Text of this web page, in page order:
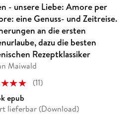
- unsere Liebe: Amore per
eine Genuss- und Zeitreise.
an die ersten
dazu die besten
Rezeptklassiker
Maiwald
(11)
epub
lieferbar (Download)